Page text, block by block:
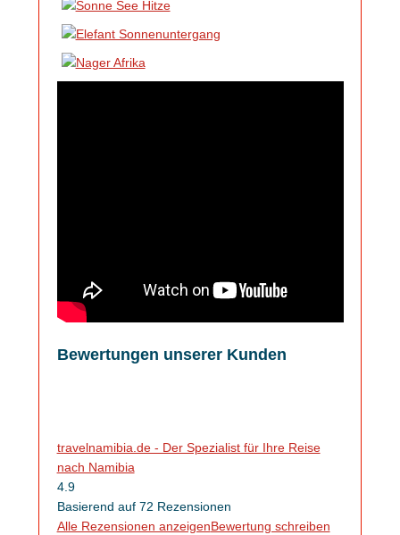
Bewertungen unserer Kunden
travelnamibia.de - Der Spezialist für Ihre Reise
nach Namibia
4.9
Basierend auf 72 Rezensionen
Alle Rezensionen anzeigenBewertung schreiben